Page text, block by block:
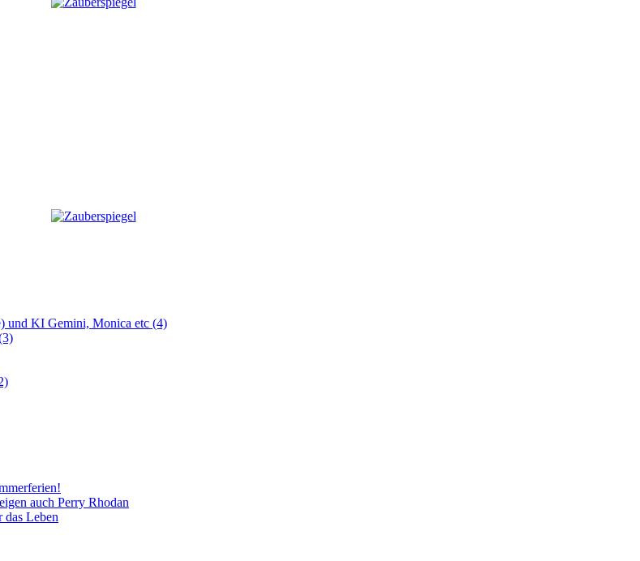
und KI Gemini, Monica etc (4)
auch Perry Rhodan
das Leben